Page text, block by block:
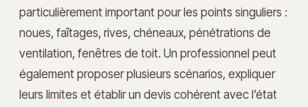
particulièrement important pour les points singuliers :
noues, faîtages, rives, chéneaux, pénétrations de
ventilation, fenêtres de toit. Un professionnel peut
également proposer plusieurs scénarios, expliquer
leurs limites et établir un devis cohérent avec l’état